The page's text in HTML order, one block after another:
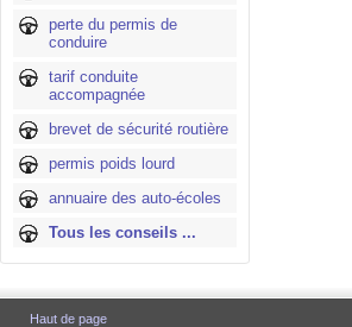
perte du permis de
conduire
tarif conduite
accompagnée
brevet de sécurité routière
permis poids lourd
annuaire des auto-écoles
Tous les conseils ...
Haut de page